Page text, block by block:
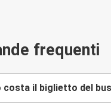
frequenti
costa il biglietto del